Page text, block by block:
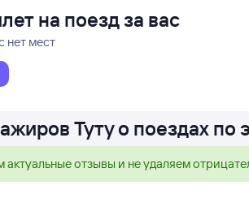
на поезд за вас
нет мест
Туту о поездах по
отзывы и не удаляем